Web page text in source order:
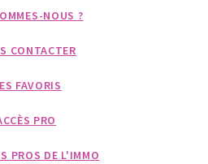
NOUS ?
CONTACTER
FAVORIS
PRO
PROS DE L'IMMO